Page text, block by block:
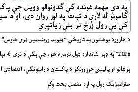
په دې مهمه غونډه کې ګډونوالو وویل چې
ګامونو له لارې د ثبات په لور روان دی، او
کې یې رول ورځ تر بلې زیاتېږي
د هارورډ پوهنتون په تاریخي “ډیویډ روبنسټین ټری
2026” په ډېر شانداره ډول ترسره شو، چې پکې د نړۍ له
پوهانو او پالیسي جوړوونکو د پاکستان د راتلونکي،
ستراتیژیک رول په اړه مفصل بحث وکړ